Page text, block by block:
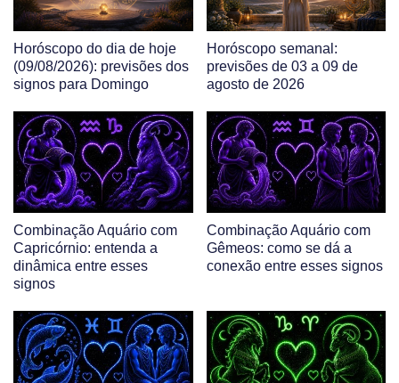
Horóscopo do dia de hoje
(09/08/2026): previsões dos
signos para Domingo
Horóscopo semanal:
previsões de 03 a 09 de
agosto de 2026
Combinação Aquário com
Capricórnio: entenda a
dinâmica entre esses
signos
Combinação Aquário com
Gêmeos: como se dá a
conexão entre esses signos